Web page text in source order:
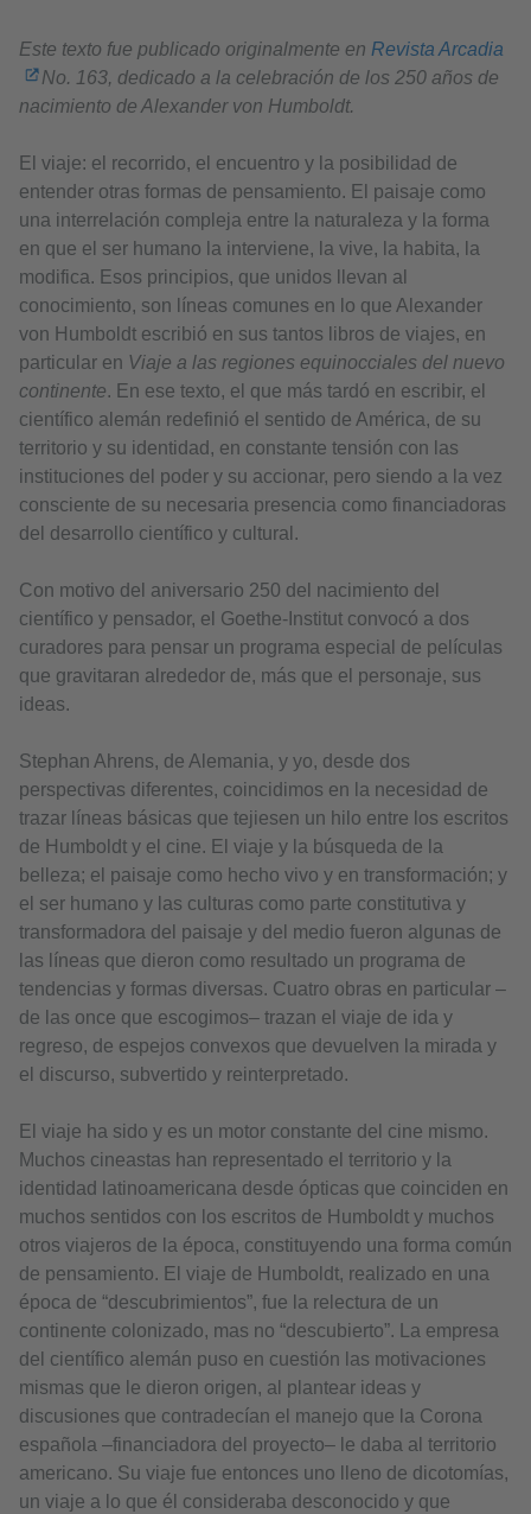
Este texto fue publicado originalmente en Revista Arcadia
No. 163, dedicado a la celebración de los 250 años de
nacimiento de Alexander von Humboldt.
El viaje: el recorrido, el encuentro y la posibilidad de
entender otras formas de pensamiento. El paisaje como
una interrelación compleja entre la naturaleza y la forma
en que el ser humano la interviene, la vive, la habita, la
modifica. Esos principios, que unidos llevan al
conocimiento, son líneas comunes en lo que Alexander
von Humboldt escribió en sus tantos libros de viajes, en
particular en Viaje a las regiones equinocciales del nuevo
continente. En ese texto, el que más tardó en escribir, el
científico alemán redefinió el sentido de América, de su
territorio y su identidad, en constante tensión con las
instituciones del poder y su accionar, pero siendo a la vez
consciente de su necesaria presencia como financiadoras
del desarrollo científico y cultural.
Con motivo del aniversario 250 del nacimiento del
científico y pensador, el Goethe-Institut convocó a dos
curadores para pensar un programa especial de películas
que gravitaran alrededor de, más que el personaje, sus
ideas.
Stephan Ahrens, de Alemania, y yo, desde dos
perspectivas diferentes, coincidimos en la necesidad de
trazar líneas básicas que tejiesen un hilo entre los escritos
de Humboldt y el cine. El viaje y la búsqueda de la
belleza; el paisaje como hecho vivo y en transformación; y
el ser humano y las culturas como parte constitutiva y
transformadora del paisaje y del medio fueron algunas de
las líneas que dieron como resultado un programa de
tendencias y formas diversas. Cuatro obras en particular –
de las once que escogimos– trazan el viaje de ida y
regreso, de espejos convexos que devuelven la mirada y
el discurso, subvertido y reinterpretado.
El viaje ha sido y es un motor constante del cine mismo.
Muchos cineastas han representado el territorio y la
identidad latinoamericana desde ópticas que coinciden en
muchos sentidos con los escritos de Humboldt y muchos
otros viajeros de la época, constituyendo una forma común
de pensamiento. El viaje de Humboldt, realizado en una
época de “descubrimientos”, fue la relectura de un
continente colonizado, mas no “descubierto”. La empresa
del científico alemán puso en cuestión las motivaciones
mismas que le dieron origen, al plantear ideas y
discusiones que contradecían el manejo que la Corona
española –financiadora del proyecto– le daba al territorio
americano. Su viaje fue entonces uno lleno de dicotomías,
un viaje a lo que él consideraba desconocido y que